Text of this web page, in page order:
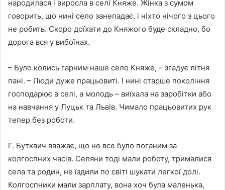
народилася і виросла в селі Княже. Жінка з сумом
говорить, що нині село занепадає, і ніхто нічого з цього
не робить. Скоро доїхати до Княжого буде складно, бо
дорога вся у вибоїнах.
– Було колись гарним наше село Княже, – згадує літня
пані. – Люди дуже працьовиті. І нині старше покоління
господарює в селі, а молодь – виїхала на заробітки або
на навчання у Луцьк та Львів. Чимало працьовитих рук
тепер без роботи.
Г. Бутквич вважає, що не все було поганим за
колгоспних часів. Селяни тоді мали роботу, трималися
села та родин, не їздили по світі шукати легкої долі.
Колгоспники мали зарплату, вона хоч була маленька,